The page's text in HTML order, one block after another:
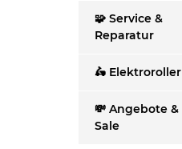
🧩 Service &
Reparatur
🛵 Elektroroller
💸 Angebote &
Sale